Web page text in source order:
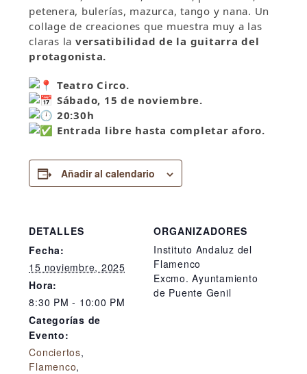
petenera, bulerías, mazurca, tango y nana. Un
collage de creaciones que muestra muy a las
claras la versatibilidad de la guitarra del
protagonista.
Teatro Circo.
Sábado, 15 de noviembre.
20:30h
Entrada libre hasta completar aforo.
Añadir al calendario
DETALLES
Fecha:
15 noviembre, 2025
Hora:
8:30 PM - 10:00 PM
Categorías de
Evento:
Conciertos,
Flamenco,
ORGANIZADORES
Instituto Andaluz del
Flamenco
Excmo. Ayuntamiento
de Puente Genil